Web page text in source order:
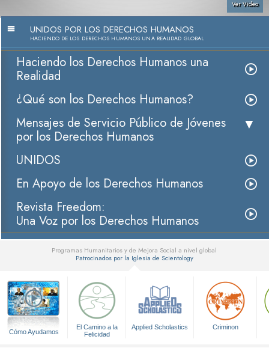
Ver Video
UNIDOS POR LOS DERECHOS HUMANOS
HACIENDO DE LOS DERECHOS HUMANOS UNA REALIDAD GLOBAL
Haciendo los Derechos Humanos una
Realidad
¿Qué son los Derechos Humanos?
Mensajes de Servicio Público de Jóvenes
por los Derechos Humanos
UNIDOS
En Apoyo de los Derechos Humanos
Revista Freedom:
Una Voz por los Derechos Humanos
Programas Humanitarios y de Mejora Social a nivel global
Patrocinados por la Iglesia de Scientology
Cómo Ayudamos
El Camino a la
Felicidad
Applied Scholastics Criminon